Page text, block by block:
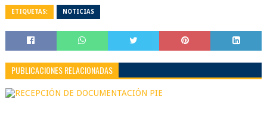
ETIQUETAS: NOTICIAS
PUBLICACIONES RELACIONADAS